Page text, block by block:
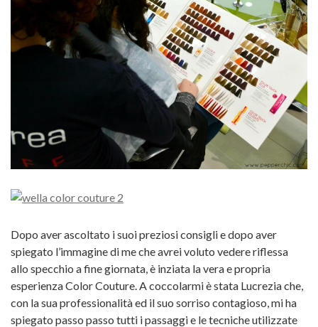
Dopo aver ascoltato i suoi preziosi consigli e dopo aver
spiegato l’immagine di me che avrei voluto vedere riflessa
allo specchio a fine giornata, è inziata la vera e propria
esperienza Color Couture. A coccolarmi è stata Lucrezia che,
con la sua professionalità ed il suo sorriso contagioso, mi ha
spiegato passo passo tutti i passaggi e le tecniche utilizzate